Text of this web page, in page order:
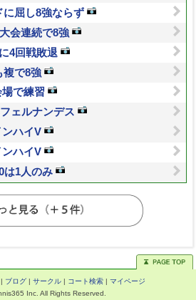
に屈し8強ならず
会連続で8強
4回戦敗退
複で8強
で練習
ェルナンデス
ハイV
ハイV
は1人のみ
ブログ| サークル| コート検索| マイページ
Inc. All Rights Reserved.